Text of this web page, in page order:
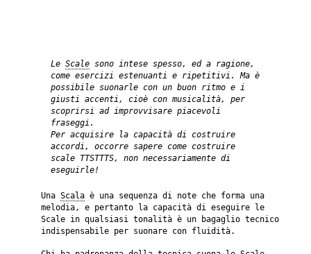
Le Scalesono intese spesso, ed a ragione,
come esercizi estenuanti e ripetitivi. Ma è
possibile suonarle con un buon ritmo e i
giusti accenti, cioè con musicalità, per
scoprirsi ad improvvisare piacevoli
fraseggi.
Per acquisire la capacità di costruire
accordi, occorre sapere come costruire
scale TTSTTTS, non necessariamente di
eseguirle!
Una Scala è una sequenza di note che forma una
melodia, e pertanto la capacità di eseguire le
Scale in qualsiasi tonalità è un bagaglio tecnico
indispensabile per suonare con fluidità.